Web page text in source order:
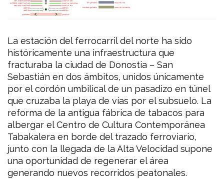
La estación del ferrocarril del norte ha sido
históricamente una infraestructura que
fracturaba la ciudad de Donostia – San
Sebastián en dos ámbitos, unidos únicamente
por el cordón umbilical de un pasadizo en túnel
que cruzaba la playa de vías por el subsuelo. La
reforma de la antigua fábrica de tabacos para
albergar el Centro de Cultura Contemporánea
Tabakalera en borde del trazado ferroviario,
junto con la llegada de la Alta Velocidad supone
una oportunidad de regenerar el área
generando nuevos recorridos peatonales.